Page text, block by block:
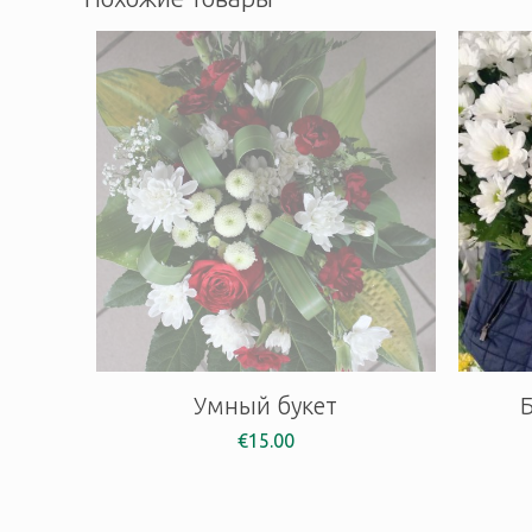
Умный букет
€15.00